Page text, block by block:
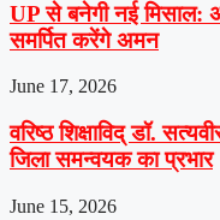
UP से बनेगी नई मिसाल:
समर्पित करेंगे अमन
June 17, 2026
वरिष्ठ शिक्षाविद् डॉ.
जिला समन्वयक का प्रभार
June 15, 2026